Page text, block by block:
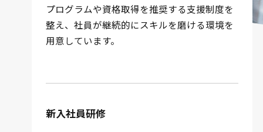
プログラムや資格取得を推奨する支援制度を
整え、社員が継続的にスキルを磨ける環境を
用意しています。
新入社員研修